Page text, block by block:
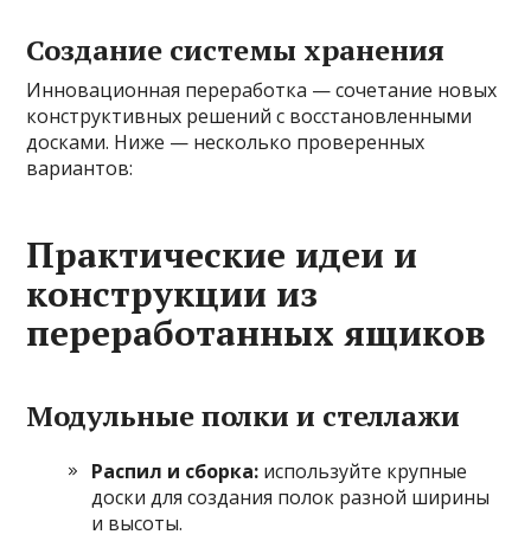
Создание системы хранения
Инновационная переработка — сочетание новых
конструктивных решений с восстановленными
досками. Ниже — несколько проверенных
вариантов:
Практические идеи и
конструкции из
переработанных ящиков
Модульные полки и стеллажи
Распил и сборка: используйте крупные
доски для создания полок разной ширины
и высоты.